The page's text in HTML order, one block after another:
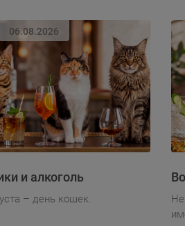
06.08.2026
и алкоголь
– день кошек.